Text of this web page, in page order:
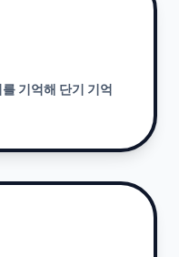
기억해 단기 기억